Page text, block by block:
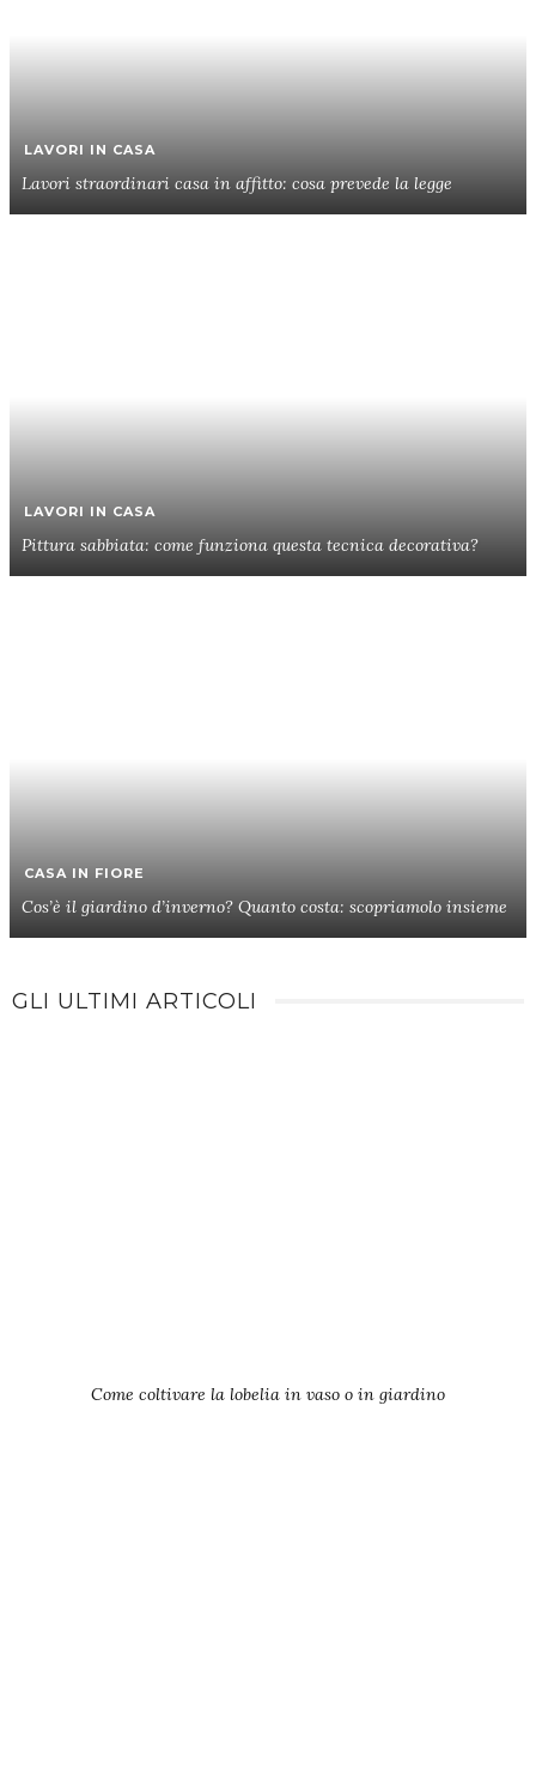
LAVORI IN CASA
Lavori straordinari casa in affitto: cosa prevede la legge
LAVORI IN CASA
Pittura sabbiata: come funziona questa tecnica decorativa?
CASA IN FIORE
Cos’è il giardino d’inverno? Quanto costa: scopriamolo insieme
GLI ULTIMI ARTICOLI
Come coltivare la lobelia in vaso o in giardino